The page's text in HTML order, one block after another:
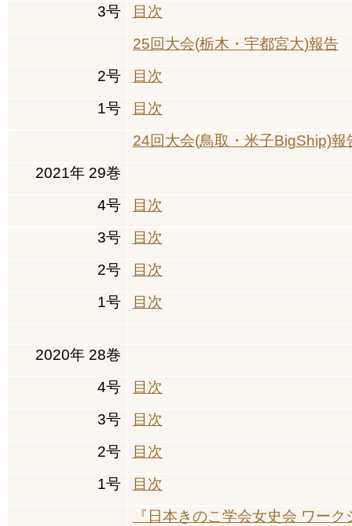
3号
目次
25回大会(栃木・宇都宮大)報告
2号
目次
1号
目次
24回大会(鳥取・米子BigShip)報
2021年 29巻
4号
目次
3号
目次
2号
目次
1号 目次
2020年 28巻
4号
目次
3号
目次
2号
目次
1号
目次
『日本きのこ学会女史会 ワー